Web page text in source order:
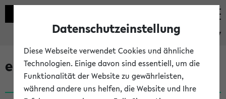
eKVV
eKVV News
Datenschutzeinstellung
Diese Webseite verwendet Cookies und ähnliche
Technologien. Einige davon sind essentiell, um die
Funktionalität der Website zu gewährleisten,
während andere uns helfen, die Website und Ihre